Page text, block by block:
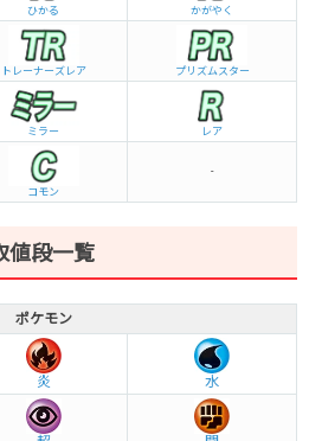
ひかる かがやく
トレーナーズレア プリズムスター
ミラー レア
コモン
-
値段一覧
ポケモン
炎 水